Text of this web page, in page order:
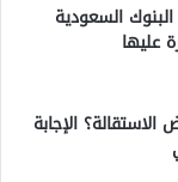
السعودية
الإجابة